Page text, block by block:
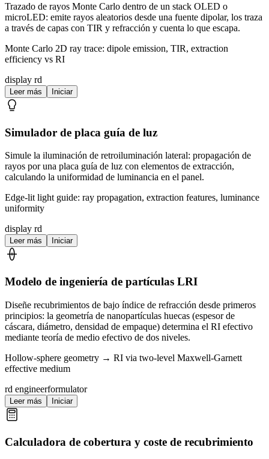
Trazado de rayos Monte Carlo dentro de un stack OLED o
microLED: emite rayos aleatorios desde una fuente dipolar, los traza
a través de capas con TIR y refracción y cuenta lo que escapa.
Monte Carlo 2D ray trace: dipole emission, TIR, extraction
efficiency vs RI
display rd
Leer más Iniciar
Simulador de placa guía de luz
Simule la iluminación de retroiluminación lateral: propagación de
rayos por una placa guía de luz con elementos de extracción,
calculando la uniformidad de luminancia en el panel.
Edge-lit light guide: ray propagation, extraction features, luminance
uniformity
display rd
Leer más Iniciar
Modelo de ingeniería de partículas LRI
Diseñe recubrimientos de bajo índice de refracción desde primeros
principios: la geometría de nanopartículas huecas (espesor de
cáscara, diámetro, densidad de empaque) determina el RI efectivo
mediante teoría de medio efectivo de dos niveles.
Hollow-sphere geometry → RI via two-level Maxwell-Garnett
effective medium
rd engineerformulator
Leer más Iniciar
Calculadora de cobertura y coste de recubrimiento